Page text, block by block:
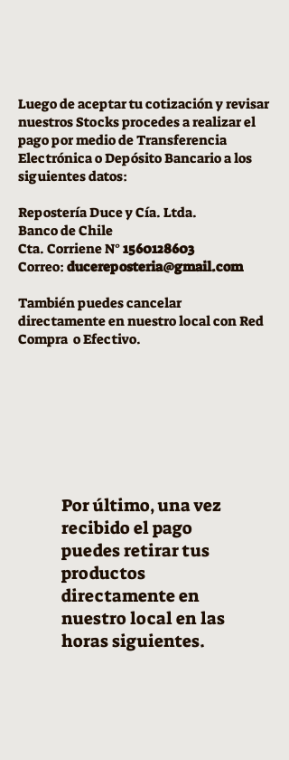
Luego de aceptar tu cotización y revisar
nuestros Stocks procedes a realizar el
pago por medio de Transferencia
Electrónica o Depósito Bancario a los
siguientes datos:
Repostería Duce y Cía. Ltda.
Banco de Chile
Cta. Corriene N°1560128603
Correo: ducereposteria@gmail.com
También puedes cancelar
directamente en nuestro local con Red
Compra o Efectivo.
Por último, una vez
recibido el pago
puedes retirar tus
productos
directamente en
nuestro local en las
horas siguientes.